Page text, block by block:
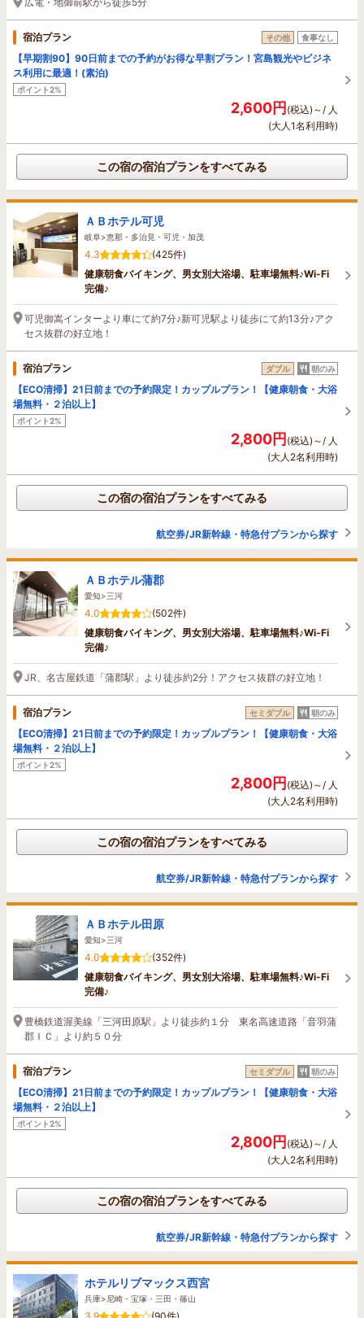
宿泊プラン その他 食事なし
【早期割90】90日前までの予約がお得な早割プラン！宮島観光やビジネ
ス利用に最適！(素泊)
ポイント2%
2,600円(税込)～/ 人
(大人1名利用時)
この宿の宿泊プランをすべてみる
ＡＢホテル可児
岐阜>恵那・多治見・可児・加茂
4.3
(425件)
健康朝食バイキング、男女別大浴場、駐車場無料♪Wi-Fi
完備♪
可児御嵩インターより車にて約7分♪新可児駅より徒歩にて約13分♪アク
セス抜群の好立地！
宿泊プラン ダブル 朝のみ
【ECO清掃】21日前までの予約限定！カップルプラン！【健康朝食・大浴
場無料・２泊以上】
ポイント2%
2,800円(税込)～/ 人
(大人2名利用時)
この宿の宿泊プランをすべてみる
航空券/JR新幹線・特急付プランから探す
ＡＢホテル蒲郡
愛知>三河
4.0
(502件)
健康朝食バイキング、男女別大浴場、駐車場無料♪Wi-Fi
完備♪
JR、名古屋鉄道「蒲郡駅」より徒歩約2分！アクセス抜群の好立地！
宿泊プラン セミダブル 朝のみ
【ECO清掃】21日前までの予約限定！カップルプラン！【健康朝食・大浴
場無料・２泊以上】
ポイント2%
2,800円(税込)～/ 人
(大人2名利用時)
この宿の宿泊プランをすべてみる
航空券/JR新幹線・特急付プランから探す
ＡＢホテル田原
愛知>三河
4.0
(352件)
健康朝食バイキング、男女別大浴場、駐車場無料♪Wi-Fi
完備♪
豊橋鉄道渥美線「三河田原駅」より徒歩約１分 東名高速道路「音羽蒲
郡ＩＣ」より約５０分
宿泊プラン セミダブル 朝のみ
【ECO清掃】21日前までの予約限定！カップルプラン！【健康朝食・大浴
場無料・２泊以上】
ポイント2%
2,800円(税込)～/ 人
(大人2名利用時)
この宿の宿泊プランをすべてみる
航空券/JR新幹線・特急付プランから探す
ホテルリブマックス西宮
兵庫>尼崎・宝塚・三田・篠山